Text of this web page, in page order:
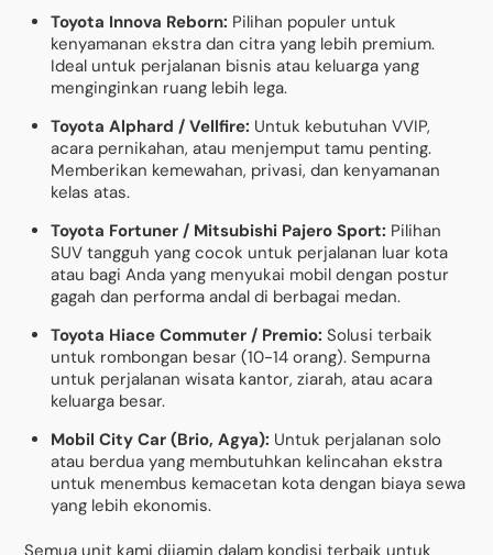
Toyota Innova Reborn: Pilihan populer untuk
kenyamanan ekstra dan citra yang lebih premium.
Ideal untuk perjalanan bisnis atau keluarga yang
menginginkan ruang lebih lega.
Toyota Alphard / Vellfire: Untuk kebutuhan VVIP,
acara pernikahan, atau menjemput tamu penting.
Memberikan kemewahan, privasi, dan kenyamanan
kelas atas.
Toyota Fortuner / Mitsubishi Pajero Sport: Pilihan
SUV tangguh yang cocok untuk perjalanan luar kota
atau bagi Anda yang menyukai mobil dengan postur
gagah dan performa andal di berbagai medan.
Toyota Hiace Commuter / Premio: Solusi terbaik
untuk rombongan besar (10-14 orang). Sempurna
untuk perjalanan wisata kantor, ziarah, atau acara
keluarga besar.
Mobil City Car (Brio, Agya): Untuk perjalanan solo
atau berdua yang membutuhkan kelincahan ekstra
untuk menembus kemacetan kota dengan biaya sewa
yang lebih ekonomis.
Semua unit kami dijamin dalam kondisi terbaik untuk